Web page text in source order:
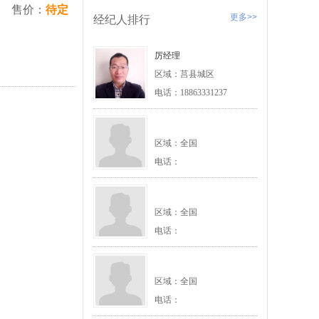
售价： 待定
更多>>
经纪人排行
厉经理
区域：莒县城区
电话：18863331237
区域：全国
电话：
区域：全国
电话：
区域：全国
电话：